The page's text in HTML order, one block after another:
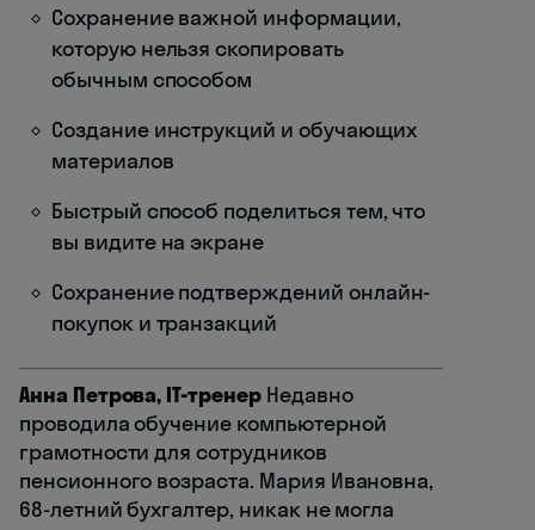
Сохранение важной информации,
которую нельзя скопировать
обычным способом
Создание инструкций и обучающих
материалов
Быстрый способ поделиться тем, что
вы видите на экране
Сохранение подтверждений онлайн-
покупок и транзакций
Анна Петрова, IT-тренерНедавно
проводила обучение компьютерной
грамотности для сотрудников
пенсионного возраста. Мария Ивановна,
68-летний бухгалтер, никак не могла